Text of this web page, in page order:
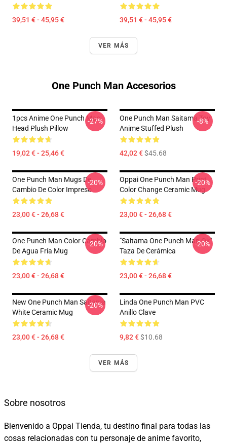
39,51 € - 45,95 € 39,51 € - 45,95 €
VER MÁS
One Punch Man Accesorios
1pcs Anime One Punch Man
Head Plush Pillow
19,02 € - 25,46 €
-27%
One Punch Man Saitama Toy
Anime Stuffed Plush
42,02 €$45.68
-8%
One Punch Man Mugs De
Cambio De Color Impreso
23,00 € - 26,68 €
-20%
Oppai One Punch Man Print
Color Change Ceramic Mug
23,00 € - 26,68 €
-20%
One Punch Man Color Cambio
De Agua Fría Mug
23,00 € - 26,68 €
-20%
"Saitama One Punch Man Ok"
Taza De Cerámica
23,00 € - 26,68 €
-20%
New One Punch Man Saitama
White Ceramic Mug
23,00 € - 26,68 €
-20%
Linda One Punch Man PVC
Anillo Clave
9,82 €$10.68
VER MÁS
Sobre nosotros
Bienvenido a Oppai Tienda, tu destino final para todas las
cosas relacionadas con tu personaje de anime favorito,